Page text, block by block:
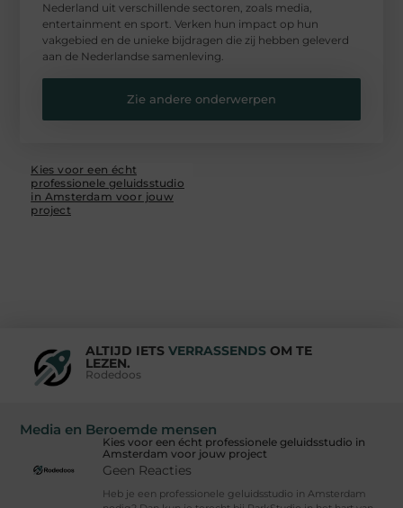
Nederland uit verschillende sectoren, zoals media,
entertainment en sport. Verken hun impact op hun
vakgebied en de unieke bijdragen die zij hebben geleverd
aan de Nederlandse samenleving.
Zie andere onderwerpen
Kies voor een écht
professionele geluidsstudio
in Amsterdam voor jouw
project
ALTIJD IETS VERRASSENDSOM TE
LEZEN.
Rodedoos
Media en Beroemde mensen
Kies voor een écht professionele geluidsstudio in
Amsterdam voor jouw project
Geen Reacties
Heb je een professionele geluidsstudio in Amsterdam